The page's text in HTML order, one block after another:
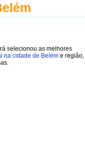
selecionou as melhores
na cidade de Belém e região,